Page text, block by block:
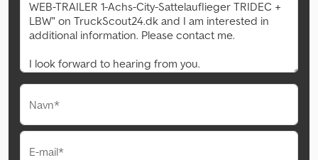
Navn*
E-mail*